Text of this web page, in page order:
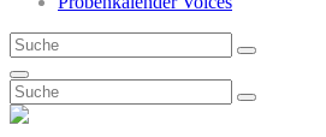
Search
for:
Search
Search
Search
for:
Search